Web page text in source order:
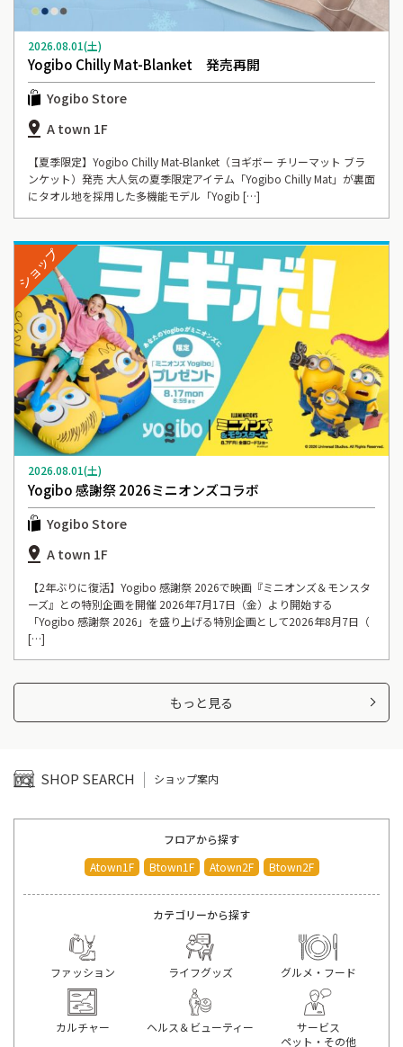
Yogibo Chilly Mat-Blanket 発売再開
2026.08.01(土)
Yogibo Store
A town 1F
【夏季限定】Yogibo Chilly Mat-Blanket（ヨギボー チリーマット ブラ
ンケット）発売 大人気の夏季限定アイテム「Yogibo Chilly Mat」が裏面
にタオル地を採用した多機能モデル「Yogib […]
Yogibo 感謝祭 2026ミニオンズコラボ
ショップ
2026.08.01(土)
Yogibo Store
A town 1F
【2年ぶりに復活】Yogibo 感謝祭 2026で映画『ミニオンズ＆モンスタ
ーズ』との特別企画を開催 2026年7月17日（金）より開始する
「Yogibo 感謝祭 2026」を盛り上げる特別企画として2026年8月7日（
[…]
もっと見る
SHOP SEARCH ショップ案内
フロアから探す
Atown1F
Btown1F Atown2F Btown2F
カテゴリーから探す
ファッション ライフグッズ グルメ・フード
カルチャー ヘルス＆ビューティー
サービス
ペット・その他